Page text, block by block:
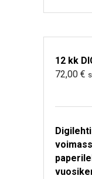
12 kk
72,00 €